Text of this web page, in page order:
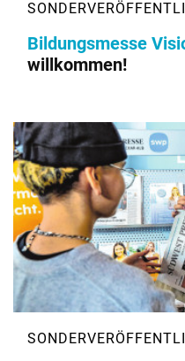
Bildungsmesse
willkommen!